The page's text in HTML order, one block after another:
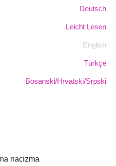
Deutsch
Leicht Lesen
English
Türkçe
Bosanski/Hrvatski/Srpski
nacizma